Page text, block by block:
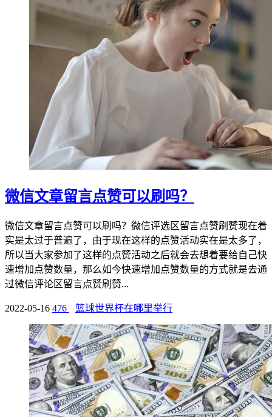
微信文章留言点赞可以刷吗？
微信文章留言点赞可以刷吗？微信评选区留言点赞刷赞现在着
实是太过于普遍了，由于现在这样的点赞活动实在是太多了，
所以当大家参加了这样的点赞活动之后就会去想着要给自己快
速增加点赞数量，那么如今快速增加点赞数量的方式就是去通
过微信评论区留言点赞刷赞...
2022-05-16 476 篮球世界杯在哪里举行